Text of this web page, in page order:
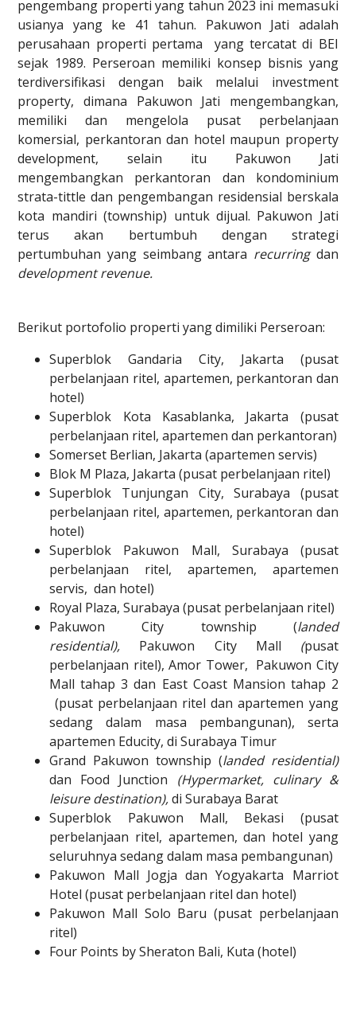
pengembang properti yang tahun 2023 ini memasuki
usianya yang ke 41 tahun. Pakuwon Jati adalah
perusahaan properti pertama yang tercatat di BEI
sejak 1989. Perseroan memiliki konsep bisnis yang
terdiversifikasi dengan baik melalui investment
property, dimana Pakuwon Jati mengembangkan,
memiliki dan mengelola pusat perbelanjaan
komersial, perkantoran dan hotel maupun property
development, selain itu Pakuwon Jati
mengembangkan perkantoran dan kondominium
strata-tittle dan pengembangan residensial berskala
kota mandiri (township) untuk dijual. Pakuwon Jati
terus akan bertumbuh dengan strategi
pertumbuhan yang seimbang antara recurring dan
development revenue.
Berikut portofolio properti yang dimiliki Perseroan:
Superblok Gandaria City, Jakarta (pusat
perbelanjaan ritel, apartemen, perkantoran dan
hotel)
Superblok Kota Kasablanka, Jakarta (pusat
perbelanjaan ritel, apartemen dan perkantoran)
Somerset Berlian, Jakarta (apartemen servis)
Blok M Plaza, Jakarta (pusat perbelanjaan ritel)
Superblok Tunjungan City, Surabaya (pusat
perbelanjaan ritel, apartemen, perkantoran dan
hotel)
Superblok Pakuwon Mall, Surabaya (pusat
perbelanjaan ritel, apartemen, apartemen
servis, dan hotel)
Royal Plaza, Surabaya (pusat perbelanjaan ritel)
Pakuwon City township (landed
residential), Pakuwon City Mall (pusat
perbelanjaan ritel), Amor Tower, Pakuwon City
Mall tahap 3 dan East Coast Mansion tahap 2
(pusat perbelanjaan ritel dan apartemen yang
sedang dalam masa pembangunan), serta
apartemen Educity, di Surabaya Timur
Grand Pakuwon township (landed residential)
dan Food Junction (Hypermarket, culinary &
leisure destination),di Surabaya Barat
Superblok Pakuwon Mall, Bekasi (pusat
perbelanjaan ritel, apartemen, dan hotel yang
seluruhnya sedang dalam masa pembangunan)
Pakuwon Mall Jogja dan Yogyakarta Marriot
Hotel (pusat perbelanjaan ritel dan hotel)
Pakuwon Mall Solo Baru (pusat perbelanjaan
ritel)
Four Points by Sheraton Bali, Kuta (hotel)